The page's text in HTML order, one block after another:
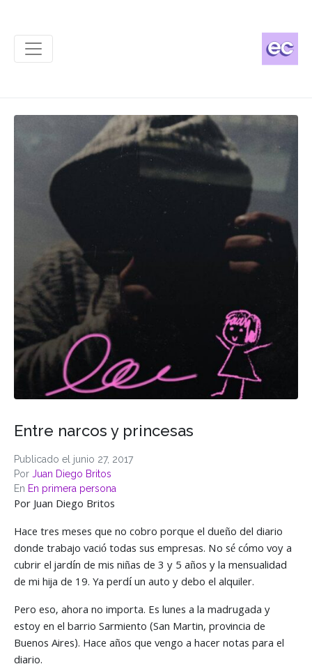
Publicado el junio 27, 2017
Por Juan Diego Britos
En En primera persona
Entre narcos y princesas
Por Juan Diego Britos
Hace tres meses que no cobro porque el dueño del diario
donde trabajo vació todas sus empresas. No sé cómo voy a
cubrir el jardín de mis niñas de 3 y 5 años y la mensualidad
de mi hija de 19. Ya perdí un auto y debo el alquiler.
Pero eso, ahora no importa. Es lunes a la madrugada y
estoy en el barrio Sarmiento (San Martin, provincia de
Buenos Aires). Hace años que vengo a hacer notas para el
diario.